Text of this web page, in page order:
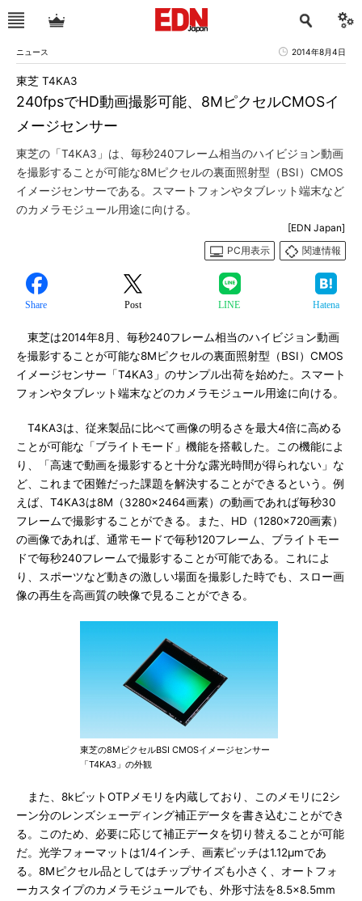
ニュース 2014年8月4日
240fpsでHD動画撮影可能、8MピクセルCMOSイ
メージセンサー
東芝 T4KA3
東芝の「T4KA3」は、毎秒240フレーム相当のハイビジョン動画
を撮影することが可能な8Mピクセルの裏面照射型（BSI）CMOS
イメージセンサーである。スマートフォンやタブレット端末など
のカメラモジュール用途に向ける。
[EDN Japan]
PC用表示
関連情報
Share Post LINE Hatena
東芝は2014年8月、毎秒240フレーム相当のハイビジョン動画
を撮影することが可能な8Mピクセルの裏面照射型（BSI）CMOS
イメージセンサー「T4KA3」のサンプル出荷を始めた。スマート
フォンやタブレット端末などのカメラモジュール用途に向ける。
T4KA3は、従来製品に比べて画像の明るさを最大4倍に高める
ことが可能な「ブライトモード」機能を搭載した。この機能によ
り、「高速で動画を撮影すると十分な露光時間が得られない」な
ど、これまで困難だった課題を解決することができるという。例
えば、T4KA3は8M（3280×2464画素）の動画であれば毎秒30
フレームで撮影することができる。また、HD（1280×720画素）
の画像であれば、通常モードで毎秒120フレーム、ブライトモー
ドで毎秒240フレームで撮影することが可能である。これによ
り、スポーツなど動きの激しい場面を撮影した時でも、スロー画
像の再生を高画質の映像で見ることができる。
東芝の8MピクセルBSI CMOSイメージセンサー
「T4KA3」の外観
また、8kビットOTPメモリを内蔵しており、このメモリに2シ
ーン分のレンズシェーディング補正データを書き込むことができ
る。このため、必要に応じて補正データを切り替えることが可能
だ。光学フォーマットは1/4インチ、画素ピッチは1.12μmであ
る。8Mピクセル品としてはチップサイズも小さく、オートフォ
ーカスタイプのカメラモジュールでも、外形寸法を8.5×8.5mm